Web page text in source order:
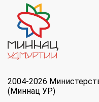
2004-2026
(Миннац УР)